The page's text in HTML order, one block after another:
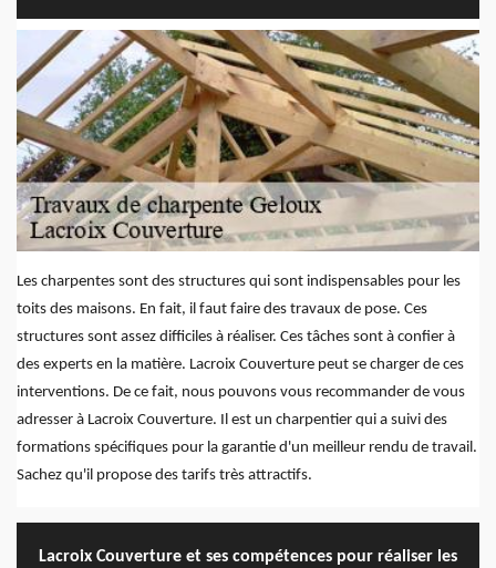
Les charpentes sont des structures qui sont indispensables pour les
toits des maisons. En fait, il faut faire des travaux de pose. Ces
structures sont assez difficiles à réaliser. Ces tâches sont à confier à
des experts en la matière. Lacroix Couverture peut se charger de ces
interventions. De ce fait, nous pouvons vous recommander de vous
adresser à Lacroix Couverture. Il est un charpentier qui a suivi des
formations spécifiques pour la garantie d'un meilleur rendu de travail.
Sachez qu'il propose des tarifs très attractifs.
Lacroix Couverture et ses compétences pour réaliser les